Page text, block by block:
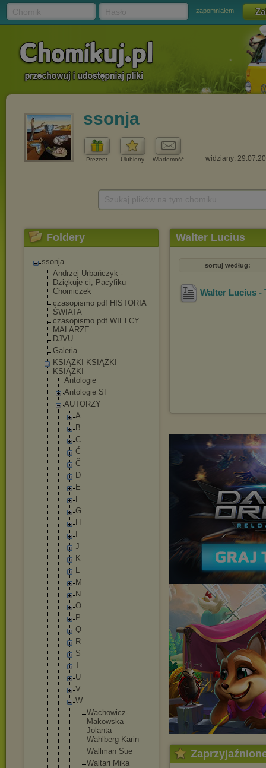
zapomniałem
ssonja
Prezent Ulubiony Wiadomość widziany:
Foldery
ssonja
Andrzej Urbańczyk -
Dziękuje ci, Pacyfiku
Chomiczek
czasopismo pdf HISTORIA
ŚWIATA
czasopismo pdf WIELCY
MALARZE
DJVU
Galeria
KSIĄŻKI KSIĄŻKI
KSIĄŻKI
Antologie
Antologie SF
AUTORZY
A
B
C
Ć
Č
D
E
F
G
H
J
K
L
M
N
O
P
Q
R
S
T
U
V
W
Wachowicz-
Makows ka
Jolanta
Wahlberg Karin
Wallman Sue
Waltari Mika
Walter Lucius
sortuj według:
Walter Lucius -